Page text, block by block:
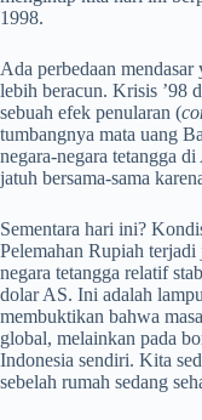
1998.
Ada perbedaan
lebih beracun. Krisis ’98
sebuah efek penularan (
tumbangnya mata uang
negara-negara tetangga
jatuh bersama-sama
Sementara hari ini?
Pelemahan Rupiah terjadi
negara tetangga relatif
dolar AS. Ini adalah
membuktikan bahwa
global, melainkan pada
Indonesia sendiri. Kita
sebelah rumah sedang